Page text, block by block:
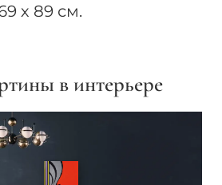
х 89 см.
в интерьере